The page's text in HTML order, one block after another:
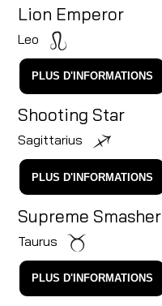
Lion Emperor
Leo
PLUS D'INFORMATIONS
Shooting Star
Sagittarius
PLUS D'INFORMATIONS
Supreme Smasher
Taurus
PLUS D'INFORMATIONS